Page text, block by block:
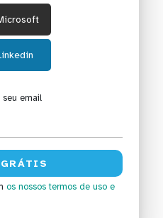
email
os nossos termos de uso e